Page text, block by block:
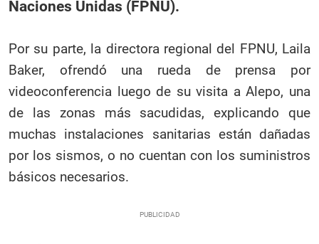
Naciones Unidas (FPNU).
Por su parte, la directora regional del FPNU, Laila
Baker, ofrendó una rueda de prensa por
videoconferencia luego de su visita a Alepo, una
de las zonas más sacudidas, explicando que
muchas instalaciones sanitarias están dañadas
por los sismos, o no cuentan con los suministros
básicos necesarios.